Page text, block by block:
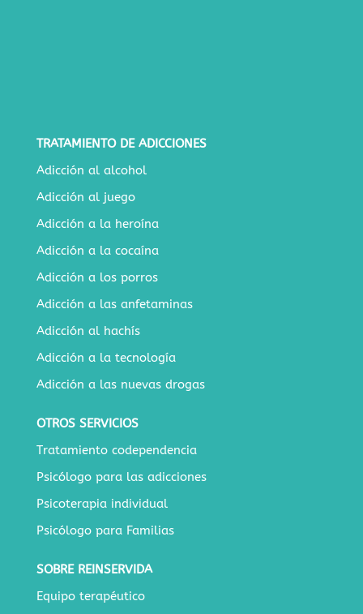
TRATAMIENTO DE ADICCIONES
Adicción al alcohol
Adicción al juego
Adicción a la heroína
Adicción a la cocaína
Adicción a los porros
Adicción a las anfetaminas
Adicción al hachís
Adicción a la tecnología
Adicción a las nuevas drogas
OTROS SERVICIOS
Tratamiento codependencia
Psicólogo para las adicciones
Psicoterapia individual
Psicólogo para Familias
SOBRE REINSERVIDA
Equipo terapéutico